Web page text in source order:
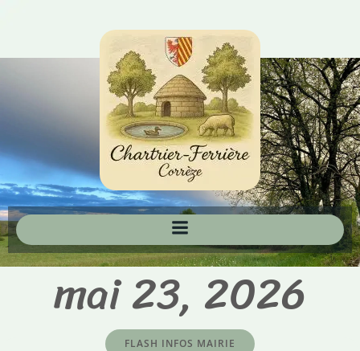
au
contenu
mai 23, 2026
FLASH INFOS MAIRIE